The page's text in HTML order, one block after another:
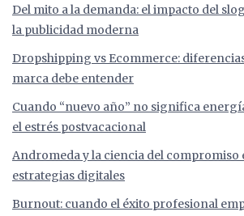
Del mito a la demanda: el impacto del
la publicidad moderna
Dropshipping vs Ecommerce:
marca debe entender
Cuando “nuevo año” no significa
el estrés postvacacional
Andromeda y la ciencia del compromiso
estrategias digitales
Burnout: cuando el éxito profesional